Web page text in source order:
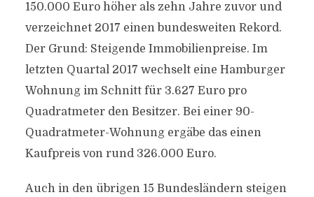
150.000 Euro höher als zehn Jahre zuvor und
verzeichnet 2017 einen bundesweiten Rekord.
Der Grund: Steigende Immobilienpreise. Im
letzten Quartal 2017 wechselt eine Hamburger
Wohnung im Schnitt für 3.627 Euro pro
Quadratmeter den Besitzer. Bei einer 90-
Quadratmeter-Wohnung ergäbe das einen
Kaufpreis von rund 326.000 Euro.
Auch in den übrigen 15 Bundesländern steigen